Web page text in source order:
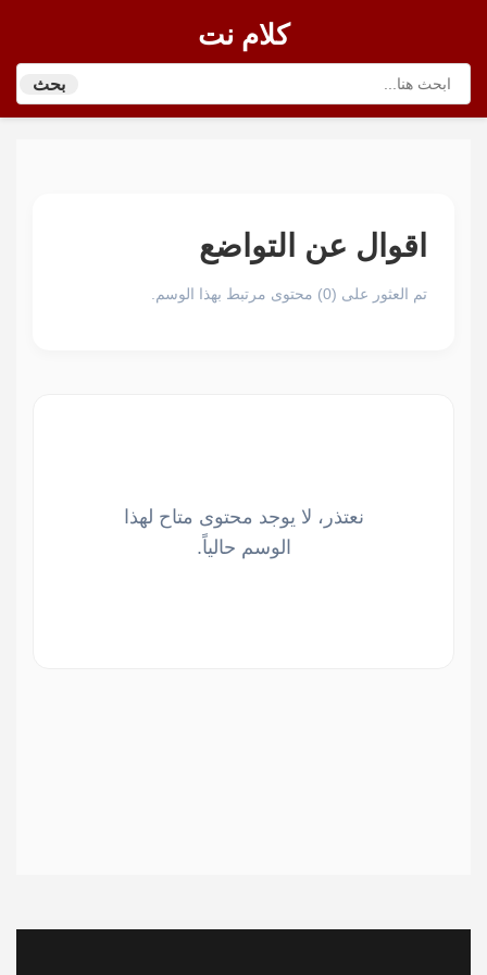
كلام نت
بحث
اقوال عن التواضع
تم العثور على (0) محتوى مرتبط بهذا الوسم.
نعتذر، لا يوجد محتوى متاح لهذا
الوسم حالياً.